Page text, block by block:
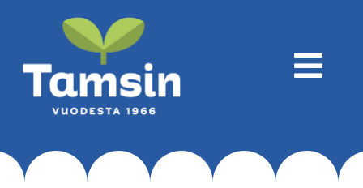
Yritys